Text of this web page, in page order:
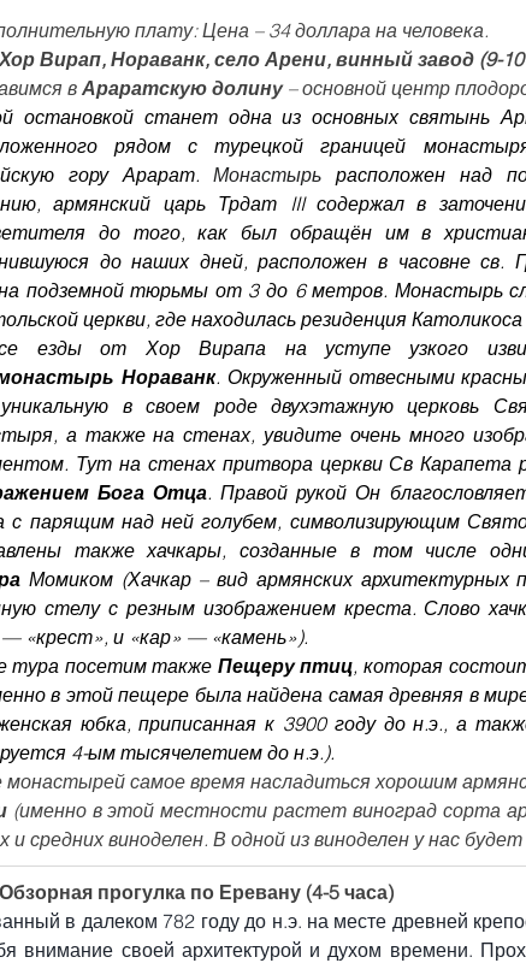
плату: Цена – 34 доллара на человека.
Хор Вирап, Нораванк, село Арени, винный завод (9-
в Араратскую долину – основной центр
остановкой станет одна из основных святынь
рядом с турецкой границей
гору Арарат. Монастырь расположен над
армянский царь Трдат III содержал в
до того, как был обращён им в
до наших дней, расположен в часовне св.
подземной тюрьмы от 3 до 6 метров. Монастырь
церкви, где находилась резиденция Католикоса
езды от Хор Вирапа на уступе узкого
Нораванк. Окруженный отвесными
в своем роде двухэтажную церковь
а также на стенах, увидите очень много
Тут на стенах притвора церкви Св Карапета
Бога Отца. Правой рукой Он
с парящим над ней голубем, символизирующим
Момиком (Хачкар – вид армянских архитектурных
стелу с резным изображением креста. Слово
— «крест», и «кар» — «камень»).
тура посетим также Пещеру птиц, которая
в этой пещере была найдена самая древняя в
юбка, приписанная к 3900 году до н.э., а
4-ым тысячелетием до н.э.).
монастырей самое время насладиться хорошим
(именно в этой местности растет виноград сорта
и средних виноделен. В одной из виноделен у нас
прогулка по Еревану (4-5 часа)
в далеком 782 году до н.э. на месте древней
внимание своей архитектурой и духом времени.